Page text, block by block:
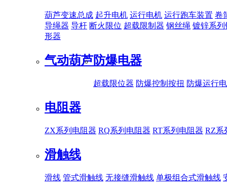
葫芦变速总成 起升电机 运行电机 运行跑车装置 卷
导绳器 导杆 断火限位 超载限制器 钢丝绳 镀锌系列
形器
气动葫芦防爆电器
超载限位器 防爆控制按扭 防爆运行
电阻器
ZX系列电阻器 RQ系列电阻器 RT系列电阻器 RZ系
滑触线
滑线 管式滑触线 无接缝滑触线 单极组合式滑触线